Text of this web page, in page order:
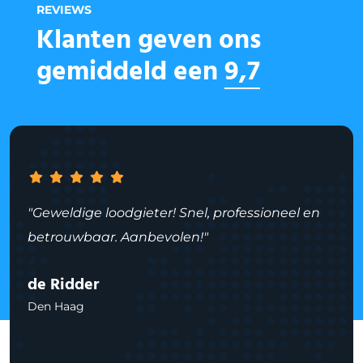
REVIEWS
Klanten geven ons
gemiddeld een 9,7
"Geweldige loodgieter! Snel, professioneel en
betrouwbaar. Aanbevolen!"
de Ridder
Den Haag